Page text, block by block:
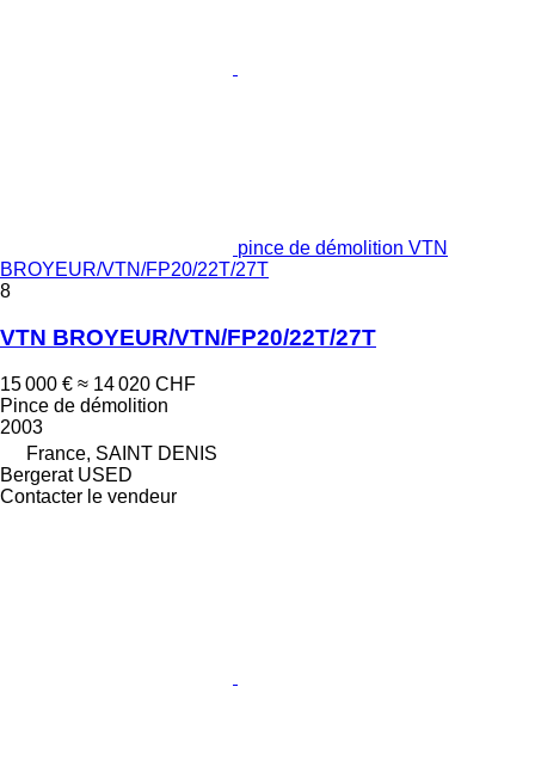
pince de démolition VTN
BROYEUR/VTN/FP20/22T/27T
8
VTN BROYEUR/VTN/FP20/22T/27T
15 000 € ≈ 14 020 CHF
Pince de démolition
2003
France, SAINT DENIS
Bergerat USED
Contacter le vendeur